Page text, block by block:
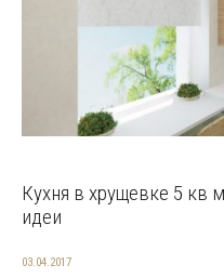
Кухня в хрущевке 5 кв
идеи
03.04.2017